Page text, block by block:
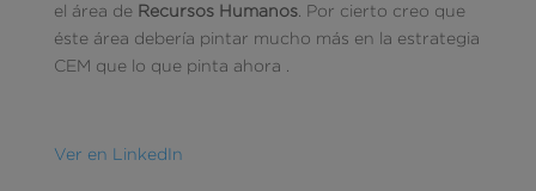
el área de Recursos Humanos. Por cierto creo que
éste área debería pintar mucho más en la estrategia
CEM que lo que pinta ahora .
Ver en LinkedIn